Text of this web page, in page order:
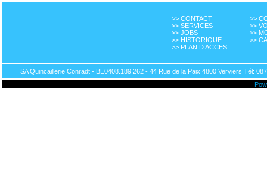
>> CONTACT
>> SERVICES
>> JOBS
>> HISTORIQUE
>> PLAN D ACCES
>>
>>
>>
>>
SA Quincaillerie Conradt - BE0408.189.262 - 44 Rue de la Paix 4800 Verviers Tél: